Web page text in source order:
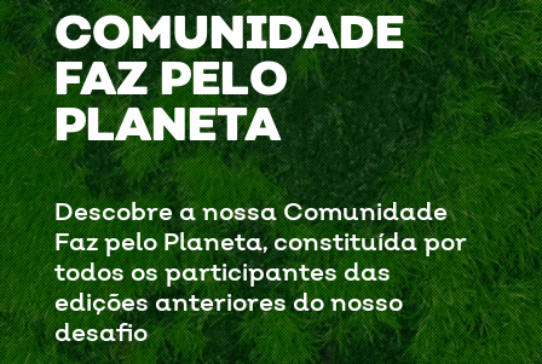
COMUNIDADE
FAZ PELO
PLANETA
Descobre a nossa Comunidade
Faz pelo Planeta, constituída por
todos os participantes das
edições anteriores do nosso
desafio